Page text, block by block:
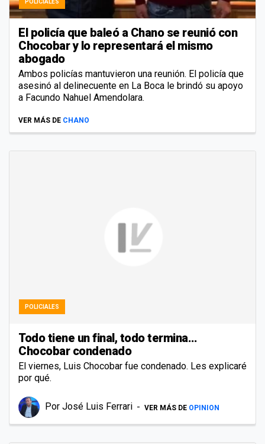
POLICIALES
El policía que baleó a Chano se reunió con
Chocobar y lo representará el mismo
abogado
Ambos policías mantuvieron una reunión. El policía que
asesinó al delinecuente en La Boca le brindó su apoyo
a Facundo Nahuel Amendolara.
VER MÁS DE CHANO
POLICIALES
Todo tiene un final, todo termina…
Chocobar condenado
El viernes, Luis Chocobar fue condenado. Les explicaré
por qué.
Por José Luis Ferrari VER MÁS DE OPINION